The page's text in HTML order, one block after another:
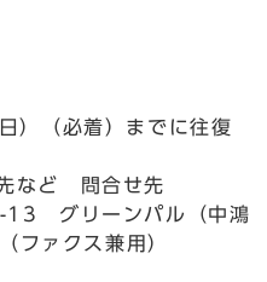
）（必着）までに往復
など 問合せ先
グリーンパル（中鴻
ァクス兼用）